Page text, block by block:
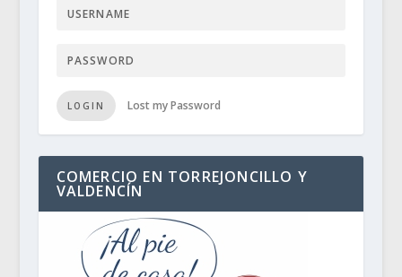
LOGIN Lost my Password
COMERCIO EN TORREJONCILLO Y
VALDENCÍN